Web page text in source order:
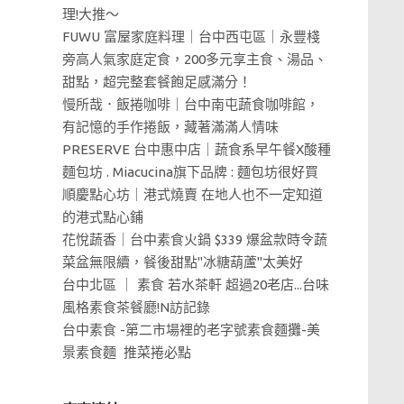
理!大推～
FUWU 富屋家庭料理｜台中西屯區｜永豐棧
旁高人氣家庭定食，200多元享主食、湯品、
甜點，超完整套餐飽足感滿分！
慢所哉．飯捲咖啡｜台中南屯蔬食咖啡館，
有記憶的手作捲飯，藏著滿滿人情味
PRESERVE 台中惠中店｜蔬食系早午餐X酸種
麵包坊 . Miacucina旗下品牌 : 麵包坊很好買
順慶點心坊｜港式燒賣 在地人也不一定知道
的港式點心鋪
花悅蔬香｜台中素食火鍋 $339 爆盆款時令蔬
菜盆無限續，餐後甜點"冰糖葫蘆"太美好
台中北區 ｜ 素食 若水茶軒 超過20老店...台味
風格素食茶餐廳!N訪記錄
台中素食 -第二市場裡的老字號素食麵攤-美
景素食麵 推菜捲必點